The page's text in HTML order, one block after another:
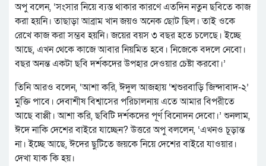
অপু বলেন, ‘সংসার নিয়ে ব্যস্ত থাকার কারণে এতদিন নতুন ছবিতে কাজ
করা হয়নি। তাছাড়া আব্রাম খান জয়ও অনেক ছোট ছিল। তাই ওকে
রেখে কাজ করা সম্ভব হয়নি। জয়ের বয়স ৩ বছর হতে চলেছে। ইচ্ছে
আছে, এখন থেকে কাজে আবার নিয়মিত হবে। নিজেকে বদলে নেবো।
বছর অনন্ত একটা ছবি দর্শকদের উপহার দেওয়ার চেষ্টা করবো।’
তিনি আরও বলেন, ‘আশা করি, ঈদুল আজহায় ‘শ্বশুরবাড়ি জিন্দাবাদ-২’
মুক্তি পাবে। দেবাশীষ বিশ্বাসের পরিচালনায় এতে আমার বিপরীতে
আছে বাপ্পী। আশা করি, ছবিটি দর্শকদের পূর্ণ বিনোদন দেবো।’ শুনলাম,
ঈদে নাকি দেশের বাইরে যাচ্ছেন? উত্তরে অপু বললেন, ‘এখনও চূড়ান্ত
না। ইচ্ছে আছে, ঈদের ছুটিতে জয়কে নিয়ে দেশের বাইরে যাওয়ার।
দেখা যাক কি হয়।